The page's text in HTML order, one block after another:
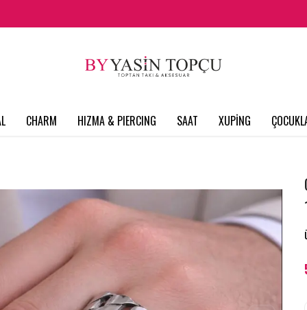
CHARM HIZMA & PIERCING SAAT XUPİNG